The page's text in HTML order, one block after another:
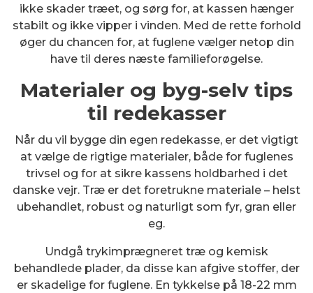
ikke skader træet, og sørg for, at kassen hænger
stabilt og ikke vipper i vinden. Med de rette forhold
øger du chancen for, at fuglene vælger netop din
have til deres næste familieforøgelse.
Materialer og byg-selv tips
til redekasser
Når du vil bygge din egen redekasse, er det vigtigt
at vælge de rigtige materialer, både for fuglenes
trivsel og for at sikre kassens holdbarhed i det
danske vejr. Træ er det foretrukne materiale – helst
ubehandlet, robust og naturligt som fyr, gran eller
eg.
Undgå trykimprægneret træ og kemisk
behandlede plader, da disse kan afgive stoffer, der
er skadelige for fuglene. En tykkelse på 18-22 mm